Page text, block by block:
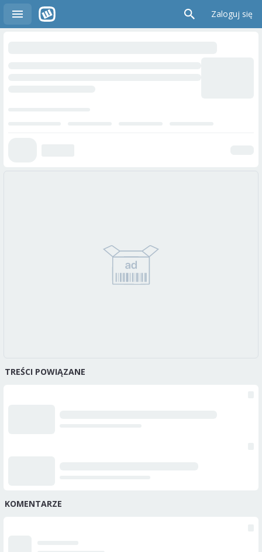
Zaloguj się
TREŚCI POWIĄZANE
KOMENTARZE